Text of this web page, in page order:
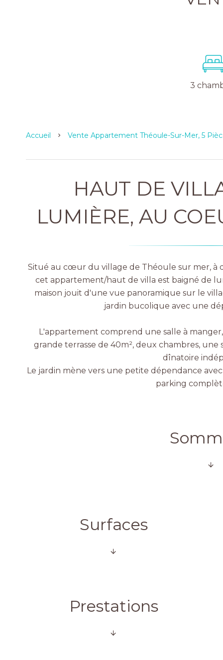
3
Accueil Vente Appartement Théoule-Sur-Mer, 5
HAUT DE
LUMIÈRE, AU
Situé au cœur du village de Théoule sur mer, à
cet appartement/haut de villa est baigné de
maison jouit d'une vue panoramique sur le
jardin bucolique avec une
L'appartement comprend une salle à
grande terrasse de 40m², deux chambres,
dînatoire
Le jardin mène vers une petite dépendance
parking
Surfaces
Prestations